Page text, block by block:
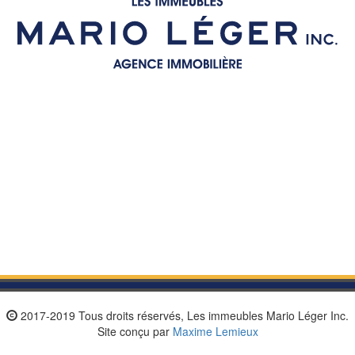
2017-2019 Tous droits réservés, Les immeubles Mario Léger Inc.
Site conçu par Maxime Lemieux